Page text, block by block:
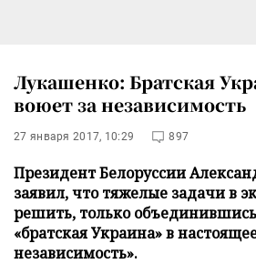
Лукашенко: Братская
воюет за независимость
27 января 2017, 10:29 897
Президент Белоруссии
заявил, что тяжелые задачи в
решить, только
«братская Украина» в
независимость».